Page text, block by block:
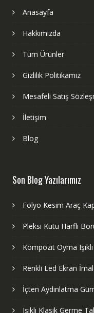
Anasayfa
Hakkımızda
Tüm Ürünler
Gizlilik Politikamız
Mesafeli Satış
İletişim
Blog
Son Blog Yazılarımız
Folyo Kesim Araç
Pleksi Kutu Harfli
Kompozit Oyma
Renkli Led Ekran
İçten Aydınlatma
Işıklı Klasik Germe